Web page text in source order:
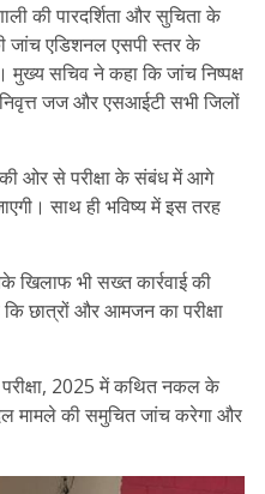
की पारदर्शिता और सुचिता के
जांच एडिशनल एसपी स्तर के
मुख्य सचिव ने कहा कि जांच निष्पक्ष
जज और एसआईटी सभी जिलों
ओर से परीक्षा के संबंध में आगे
साथ ही भविष्य में इस तरह
खिलाफ भी सख्त कार्रवाई की
छात्रों और आमजन का परीक्षा
परीक्षा, 2025 में कथित नकल के
मामले की समुचित जांच करेगा और